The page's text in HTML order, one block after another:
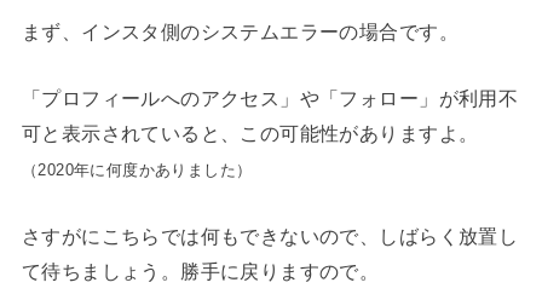
まず、インスタ側のシステムエラーの場合です。
「プロフィールへのアクセス」や「フォロー」が利用不
可と表示されていると、この可能性がありますよ。
（2020年に何度かありました）
さすがにこちらでは何もできないので、しばらく放置し
て待ちましょう。勝手に戻りますので。